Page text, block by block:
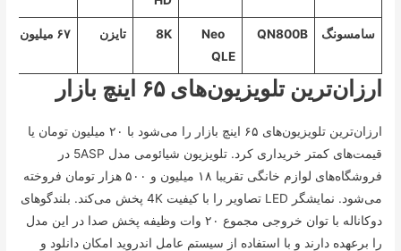
سامسونگ QN800B
Neo
QLE
8K تایزن ۶۷ میلیون تومان
ارزان‌ترین تلویزیون‌های ۶۵ اینچ بازار
ارزان‌ترین تلویزیون‌های ۶۵ اینچ بازار را می‌شود با ۲۰ میلیون تومان یا
قیمت‌های کمتر خریداری کرد. تلویزیون شیائومی مدل 5ASP در
فروشگاه‌های لوازم خانگی تقریبا ۱۸ میلیون و ۵۰۰ هزار تومان فروخته
می‌شود. نمایشگر LED تصاویر را با کیفیت 4K پخش می‌کند. بلندگو‌های
دوکاناله با توان خروجی مجموع ۲۰ وات وظیفه پخش صدا در این مدل
را برعهده دارند و با استفاده از سیستم عامل اندروید امکان دانلود و